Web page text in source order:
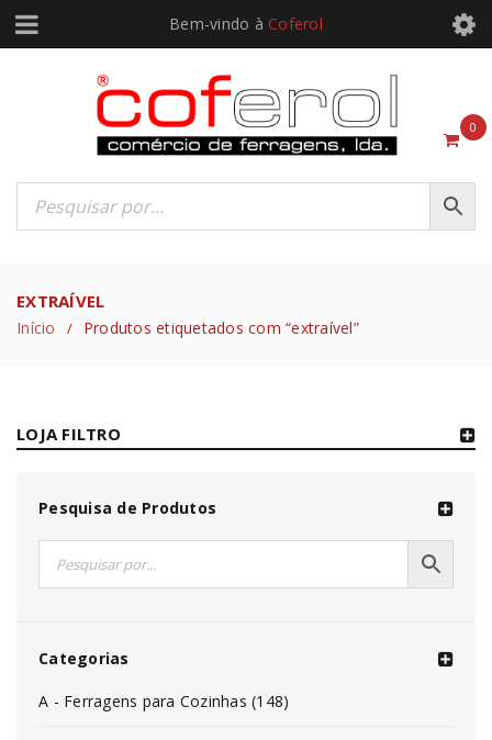
Bem-vindo à Coferol
0
EXTRAÍVEL
Início / Produtos etiquetados com “extraível”
LOJA FILTRO
Pesquisa de Produtos
Categorias
A - Ferragens para Cozinhas (148)